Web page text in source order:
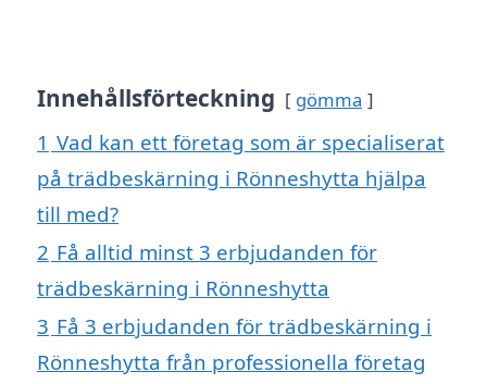
Innehållsförteckning gömma
1 Vad kan ett företag som är specialiserat
på trädbeskärning i Rönneshytta hjälpa
till med?
2 Få alltid minst 3 erbjudanden för
trädbeskärning i Rönneshytta
3 Få 3 erbjudanden för trädbeskärning i
Rönneshytta från professionella företag